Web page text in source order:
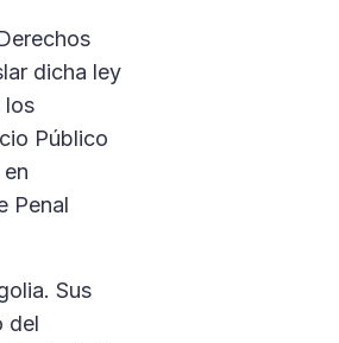
dicha ley
los
Público
Penal
Sus
del